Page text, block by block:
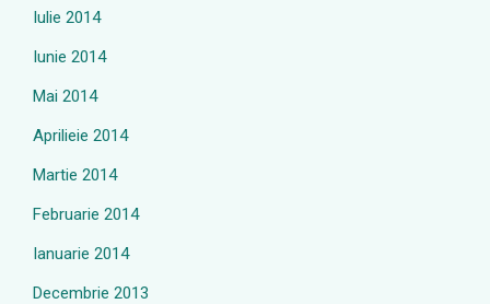
Iulie 2014
Iunie 2014
Mai 2014
Aprilieie 2014
Martie 2014
Februarie 2014
Ianuarie 2014
Decembrie 2013